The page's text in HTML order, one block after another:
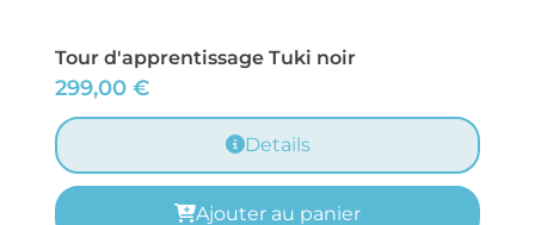
Tour d'apprentissage Tuki noir
299,00 €
Details
Ajouter au panier